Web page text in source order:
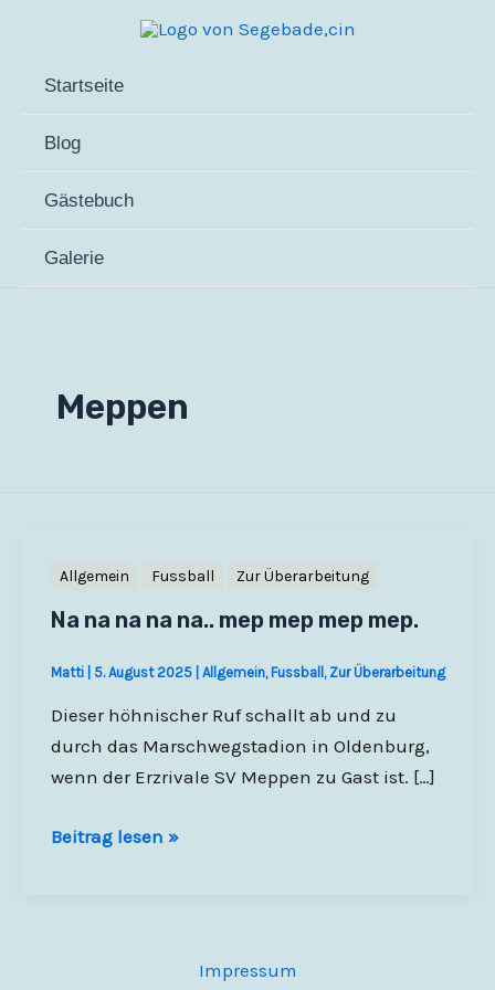
springenStartseite
Blog
Gästebuch
Galerie
Meppen
Allgemein Fussball Zur Überarbeitung
Na na na na na.. mep mep mep mep.
Matti 5. August 2025 Allgemein, Fussball, Zur Überarbeitung
Dieser höhnischer Ruf schallt ab und zu
durch das Marschwegstadion in Oldenburg,
wenn der Erzrivale SV Meppen zu Gast ist. […]
Na
Beitrag lesen »
Impressum